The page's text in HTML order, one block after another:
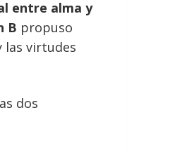
entre alma y
B propuso
las virtudes
dos